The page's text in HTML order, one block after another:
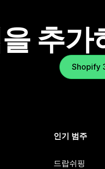
추가
Shopify
인기 범주
드랍쉬핑